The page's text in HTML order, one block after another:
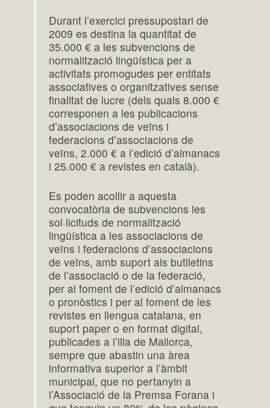
Durant l’exercici pressupostari de
2009 es destina la quantitat de
35.000 € a les subvencions de
normalització lingüística per a
activitats promogudes per entitats
associatives o organitzatives sense
finalitat de lucre (dels quals 8.000 €
corresponen a les publicacions
d’associacions de veïns i
federacions d’associacions de
veïns, 2.000 € a l’edició d’almanacs
i 25.000 € a revistes en català).
Es poden acollir a aquesta
convocatòria de subvencions les
sol·licituds de normalització
lingüística a les associacions de
veïns i federacions d’associacions
de veïns, amb suport als butlletins
de l’associació o de la federació,
per al foment de l’edició d’almanacs
o pronòstics i per al foment de les
revistes en llengua catalana, en
suport paper o en format digital,
publicades a l’illa de Mallorca,
sempre que abastin una àrea
informativa superior a l’àmbit
municipal, que no pertanyin a
l’Associació de la Premsa Forana i